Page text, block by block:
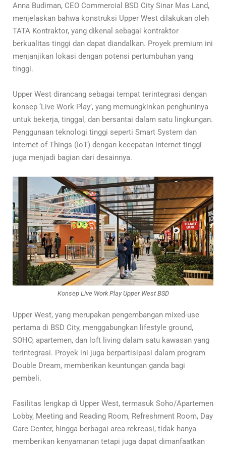
Anna Budiman, CEO Commercial BSD City Sinar Mas Land,
menjelaskan bahwa konstruksi Upper West dilakukan oleh
TATA Kontraktor, yang dikenal sebagai kontraktor
berkualitas tinggi dan dapat diandalkan. Proyek premium ini
menjanjikan lokasi dengan potensi pertumbuhan yang
tinggi.
Upper West dirancang sebagai tempat terintegrasi dengan
konsep ‘Live Work Play’, yang memungkinkan penghuninya
untuk bekerja, tinggal, dan bersantai dalam satu lingkungan.
Penggunaan teknologi tinggi seperti Smart System dan
Internet of Things (IoT) dengan kecepatan internet tinggi
juga menjadi bagian dari desainnya.
Konsep Live Work Play Upper West BSD
Upper West, yang merupakan pengembangan mixed-use
pertama di BSD City, menggabungkan lifestyle ground,
SOHO, apartemen, dan loft living dalam satu kawasan yang
terintegrasi. Proyek ini juga berpartisipasi dalam program
Double Dream, memberikan keuntungan ganda bagi
pembeli.
Fasilitas lengkap di Upper West, termasuk Soho/Apartemen
Lobby, Meeting and Reading Room, Refreshment Room, Day
Care Center, hingga berbagai area rekreasi, tidak hanya
memberikan kenyamanan tetapi juga dapat dimanfaatkan